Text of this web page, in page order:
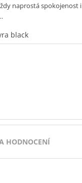
naprostá spokojenost i
black
HODNOCENÍ